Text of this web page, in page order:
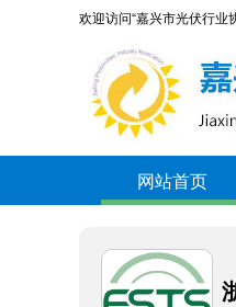
欢迎访问“嘉兴市光伏行
网站首页